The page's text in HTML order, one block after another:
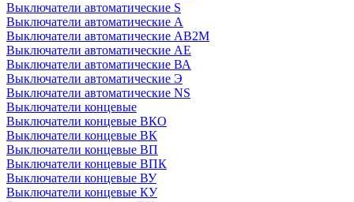
Выключатели автоматические S
Выключатели автоматические А
Выключатели автоматические АВ2М
Выключатели автоматические АЕ
Выключатели автоматические ВА
Выключатели автоматические Э
Выключатели автоматические NS
Выключатели концевые
Выключатели концевые ВКО
Выключатели концевые ВК
Выключатели концевые ВП
Выключатели концевые ВПК
Выключатели концевые ВУ
Выключатели концевые КУ